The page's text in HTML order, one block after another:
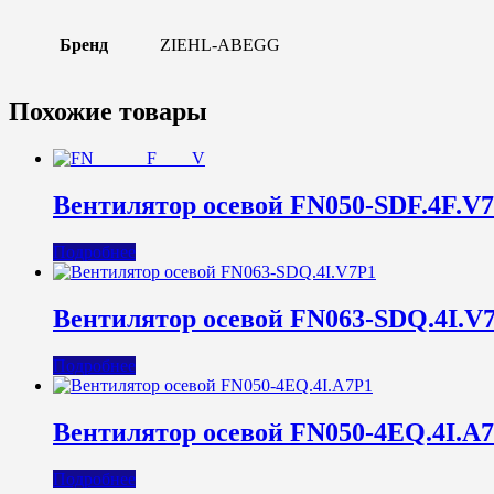
Бренд ZIEHL-ABEGG
Похожие товары
Вентилятор осевой FN050-
Подробнее
Вентилятор осевой FN063-
Подробнее
Вентилятор осевой FN050-
Подробнее